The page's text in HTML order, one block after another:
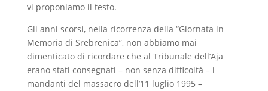
vi proponiamo il testo.
Gli anni scorsi, nella ricorrenza della “Giornata in
Memoria di Srebrenica”, non abbiamo mai
dimenticato di ricordare che al Tribunale dell’Aja
erano stati consegnati – non senza difficoltà – i
mandanti del massacro dell’11 luglio 1995 –